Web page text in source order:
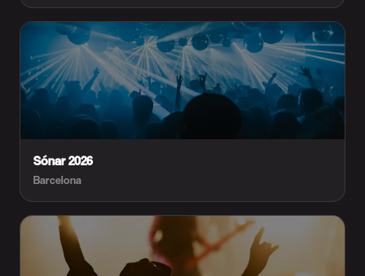
Sónar 2026
Barcelona